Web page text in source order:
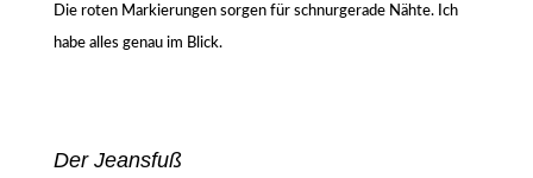
Die roten Markierungen sorgen für schnurgerade Nähte. Ich
habe alles genau im Blick.
Der Jeansfuß